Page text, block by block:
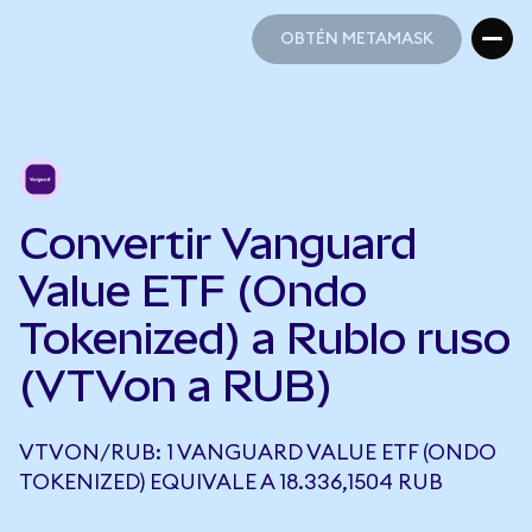
OBTÉN METAMASK
Convertir Vanguard
Value ETF (Ondo
Tokenized) a Rublo ruso
(VTVon a RUB)
VTVON/RUB: 1 VANGUARD VALUE ETF (ONDO
TOKENIZED) EQUIVALE A 18.336,1504 RUB